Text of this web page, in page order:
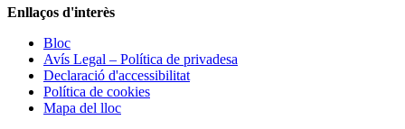
Enllaços d'interès
Bloc
Avís Legal – Política de privadesa
Declaració d'accessibilitat
Política de cookies
Mapa del lloc